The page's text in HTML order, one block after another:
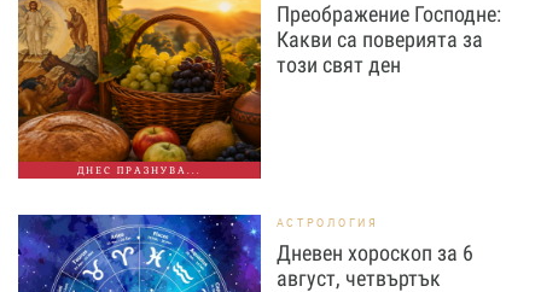
ДНЕС ПРАЗНУВА...
Преображение Господне:
Какви са поверията за
този свят ден
АСТРОЛОГИЯ
Дневен хороскоп за 6
август, четвъртък